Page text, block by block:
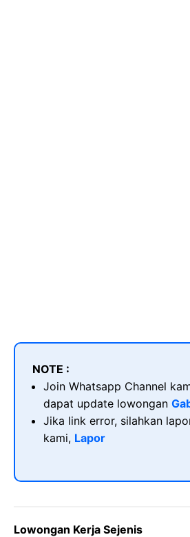
NOTE :
Join Whatsapp Channel
dapat update lowongan
Jika link error, silahkan
kami, Lapor
Lowongan Kerja Sejenis